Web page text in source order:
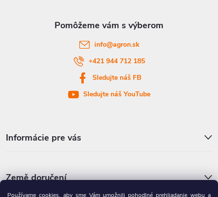
Používame cookies, aby sme Vám umožnili pohodlné prehliadanie webu a
Informácie pre vás
Země doručení
info@agron.sk
+421 944 712 185
Sledujte náš FB
Sledujte náš YouTube